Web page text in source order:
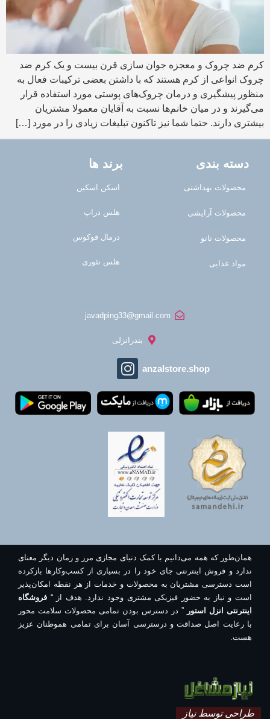
کرم ضد چروک و معجزه جوان سازی قرن بیست و یک کرم‌ ضد
چروک انواعی از کرم هستند که با داشتن بعضی ترکیبات فعال به
منظور پیشگیری و درمان چروک‌های پوستی مورد استفاده قرار
می‌گیرند و در میان خانم‌ها نسبت به آقایان معمولا مشتریان
بیشتری دارند. حتما شما نیز تاکنون تبلیغات زیادی را در مورد […]
دسته بندی
محصولات بهداشتی
محصولات آرایشی
محصولات نانو
مواد غذایی
برند ها
اسکن اسکین
هلس دراپ
درمال فوکوس
هلس تئوری
javadping33@gmail.com
بندرانزلی
anzalstore.shop
همان‌طور که همه می‌دانیم با کمک دنیای مجازی مرز و زمان دیگر معنای
ندارد و فروش اینترنتی جای خود را در بسیاری از کسب‌وکارها بازکرده
است دسترسی مشتریان به محصولات و خدمات از هر نقطه امکان‌پذیر
است و نیاز به حضور فیزیکی مشتری وجود ندارد. هدف از “ فروشگاه
اینترنتی انزل استور ” در دسترس بودن تمامی محصولات سلامت محور
با رعایت اصل صداقت و درسترسی آسان برای تمامی هموطنان عزیز
هست.
طراحی توسط نیاز